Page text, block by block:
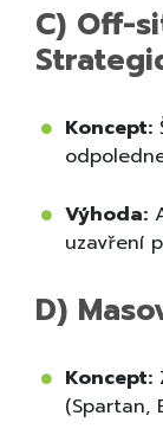
C) Off-
Koncept:
Výhoda:
uzavření
D)
Koncept:
(Spartan,